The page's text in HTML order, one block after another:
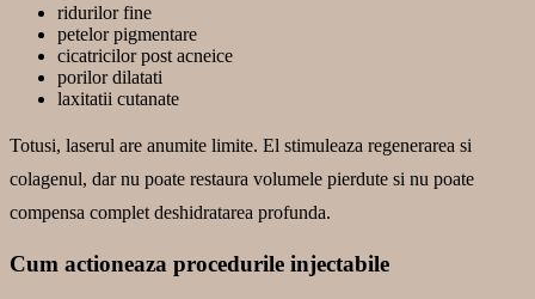
ridurilor fine
petelor pigmentare
cicatricilor post acneice
porilor dilatati
laxitatii cutanate
Totusi, laserul are anumite limite. El stimuleaza regenerarea si
colagenul, dar nu poate restaura volumele pierdute si nu poate
compensa complet deshidratarea profunda.
Cum actioneaza procedurile injectabile